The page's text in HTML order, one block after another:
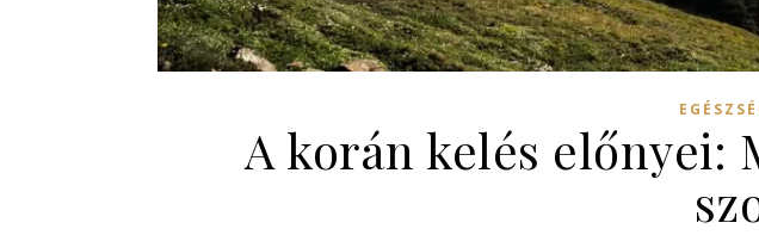
A korán kelés előnyei: